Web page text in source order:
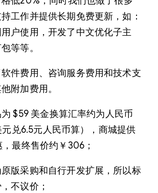
工作并提供长期免费更新，如：
户使用，开发了中文优化子主
等等。
件费用、咨询服务费用和技术支
附加费用。
$59 美金换算汇率约为人民币
元兑6.5元人民币算），商城提供
最终售价约￥306；
版采购和自行开发扩展，所以标
不议价；